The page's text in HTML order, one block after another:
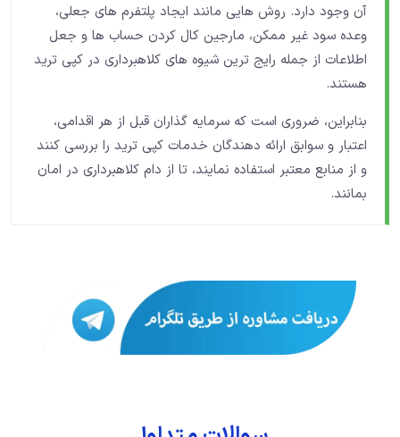
آن وجود دارد. روش هایی مانند ایجاد پلتفرم های جعلی،
وعده سود غیر ممکن، مارجین کال کردن حساب ها و جعل
اطلاعات از جمله رایج ترین شیوه های کلاهبرداری در کپی ترید
هستند.
بنابراین، ضروری است که سرمایه گذاران قبل از هر اقدامی،
اعتبار و سوابق ارائه دهندگان خدمات کپی ترید را بررسی کنند
و از منابع معتبر استفاده نمایند، تا از دام کلاهبرداری در امان
بمانند.